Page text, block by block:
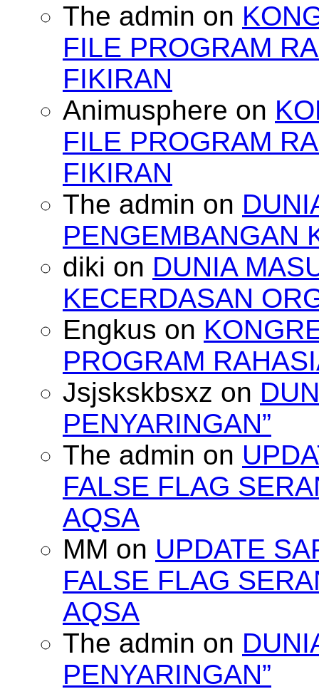
The admin on
FILE PROGRAM
FIKIRAN
Animusphere on
FILE PROGRAM
FIKIRAN
The admin on
PENGEMBANGAN
diki on DUNIA
KECERDASAN
Engkus on
PROGRAM
Jsjskskbsxz on
PENYARINGAN”
The admin on
FALSE FLAG
AQSA
MM on UPDATE
FALSE FLAG
AQSA
The admin on
PENYARINGAN”